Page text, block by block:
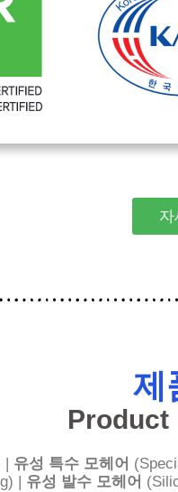
자
제
Product
| 유성 특수 모헤어
| 유성 발수 모헤어